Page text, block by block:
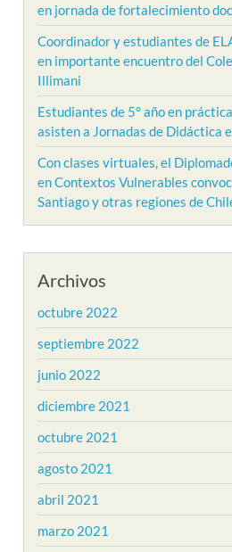
en jornada de fortalecimiento
Coordinador y estudiantes de
en importante encuentro del
Illimani
Estudiantes de 5° año en
asisten a Jornadas de Didáctica
Con clases virtuales, el
en Contextos Vulnerables
Santiago y otras regiones de
Archivos
octubre 2022
septiembre 2022
junio 2022
diciembre 2021
octubre 2021
agosto 2021
abril 2021
marzo 2021